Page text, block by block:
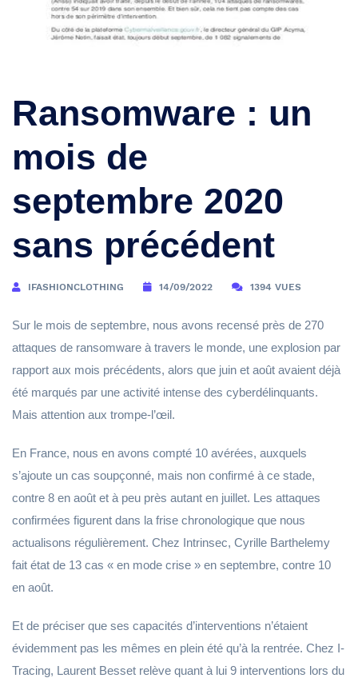
Ransomware : un
mois de
septembre 2020
sans précédent
IFASHIONCLOTHING 14/09/2022 1394 VUES
Sur le mois de septembre, nous avons recensé près de 270
attaques de ransomware à travers le monde, une explosion par
rapport aux mois précédents, alors que juin et août avaient déjà
été marqués par une activité intense des cyberdélinquants.
Mais attention aux trompe-l’œil.
En France, nous en avons compté 10 avérées, auxquels
s’ajoute un cas soupçonné, mais non confirmé à ce stade,
contre 8 en août et à peu près autant en juillet. Les attaques
confirmées figurent dans la frise chronologique que nous
actualisons régulièrement. Chez Intrinsec, Cyrille Barthelemy
fait état de 13 cas « en mode crise » en septembre, contre 10
en août.
Et de préciser que ses capacités d’interventions n’étaient
évidemment pas les mêmes en plein été qu’à la rentrée. Chez I-
Tracing, Laurent Besset relève quant à lui 9 interventions lors du